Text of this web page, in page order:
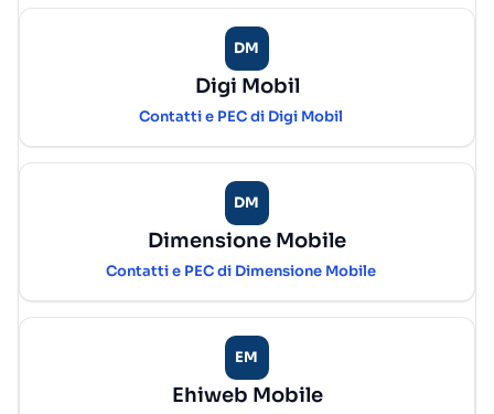
DM
Digi Mobil
Contatti e PEC di Digi Mobil
DM
Dimensione Mobile
Contatti e PEC di Dimensione Mobile
EM
Ehiweb Mobile